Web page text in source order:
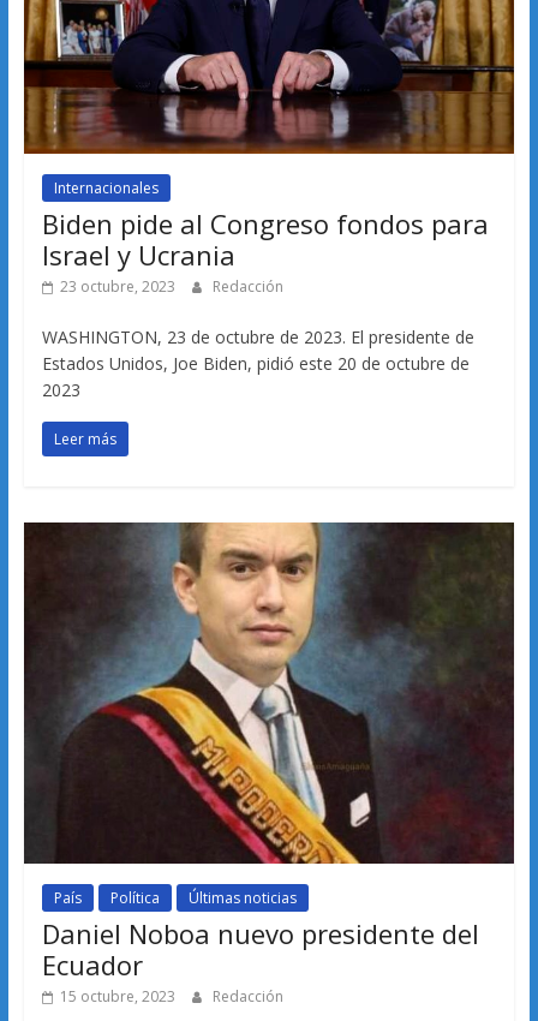
Internacionales
Biden pide al Congreso fondos para
Israel y Ucrania
23 octubre, 2023 Redacción
WASHINGTON, 23 de octubre de 2023. El presidente de
Estados Unidos, Joe Biden, pidió este 20 de octubre de
2023
Leer más
País Política Últimas noticias
Daniel Noboa nuevo presidente del
Ecuador
15 octubre, 2023 Redacción